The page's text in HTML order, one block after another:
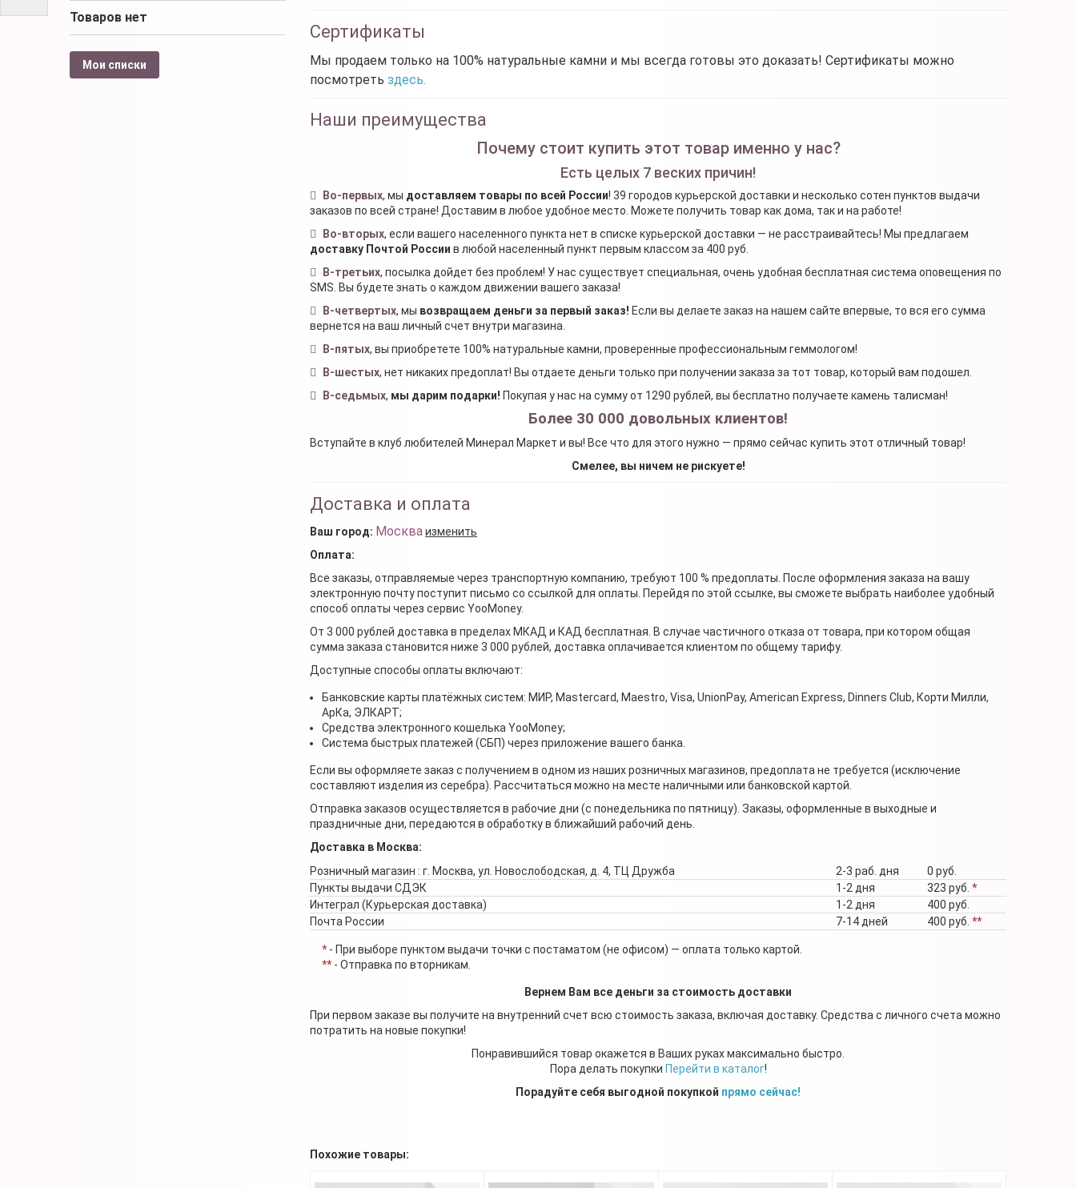
Товаров нет
Мои списки
Сертификаты
Мы продаем только на 100% натуральные камни и мы всегда готовы это доказать! Сертификаты можно
посмотреть здесь.
Наши преимущества
Почему стоит купить этот товар именно у нас?
Есть целых 7 веских причин!
Во-первых, мы доставляем товары по всей России! 39 городов курьерской доставки и несколько сотен пунктов выдачи
заказов по всей стране! Доставим в любое удобное место. Можете получить товар как дома, так и на работе!
Во-вторых, если вашего населенного пункта нет в списке курьерской доставки — не расстраивайтесь! Мы предлагаем
доставку Почтой России в любой населенный пункт первым классом за 400 руб.
В-третьих, посылка дойдет без проблем! У нас существует специальная, очень удобная бесплатная система оповещения по
SMS. Вы будете знать о каждом движении вашего заказа!
В-четвертых, мы возвращаем деньги за первый заказ! Если вы делаете заказ на нашем сайте впервые, то вся его сумма
вернется на ваш личный счет внутри магазина.
В-пятых, вы приобретете 100% натуральные камни, проверенные профессиональным геммологом!
В-шестых, нет никаких предоплат! Вы отдаете деньги только при получении заказа за тот товар, который вам подошел.
В-седьмых, мы дарим подарки! Покупая у нас на сумму от 1290 рублей, вы бесплатно получаете камень талисман!
Более 30 000 довольных клиентов!
Вступайте в клуб любителей Минерал Маркет и вы! Все что для этого нужно — прямо сейчас купить этот отличный товар!
Смелее, вы ничем не рискуете!
Доставка и оплата
Ваш город: Москваизменить
Оплата:
Все заказы, отправляемые через транспортную компанию, требуют 100 % предоплаты. После оформления заказа на вашу
электронную почту поступит письмо со ссылкой для оплаты. Перейдя по этой ссылке, вы сможете выбрать наиболее удобный
способ оплаты через сервис YooMoney.
От 3 000 рублей доставка в пределах МКАД и КАД бесплатная. В случае частичного отказа от товара, при котором общая
сумма заказа становится ниже 3 000 рублей, доставка оплачивается клиентом по общему тарифу.
Доступные способы оплаты включают:
Банковские карты платёжных систем: МИР, Mastercard, Maestro, Visa, UnionPay, American Express, Dinners Club, Корти Милли,
АрКа, ЭЛКАРТ;
Средства электронного кошелька YooMoney;
Система быстрых платежей (СБП) через приложение вашего банка.
Если вы оформляете заказ с получением в одном из наших розничных магазинов, предоплата не требуется (исключение
составляют изделия из серебра). Рассчитаться можно на месте наличными или банковской картой.
Отправка заказов осуществляется в рабочие дни (с понедельника по пятницу). Заказы, оформленные в выходные и
праздничные дни, передаются в обработку в ближайший рабочий день.
Доставка в Москва:
Розничный магазин : г. Москва, ул. Новослободская, д. 4, ТЦ Дружба
2-3 раб. дня
0 руб.
Пункты выдачи СДЭК
1-2 дня 323 руб. *
Интеграл (Курьерская доставка)
1-2 дня
400 руб.
Почта России
7-14 дней 400 руб. **
*- При выборе пунктом выдачи точки с постаматом (не офисом) — оплата только картой.
**- Отправка по вторникам.
Вернем Вам все деньги за стоимость доставки
При первом заказе вы получите на внутренний счет всю стоимость заказа, включая доставку. Средства с личного счета можно
потратить на новые покупки!
Понравившийся товар окажется в Ваших руках максимально быстро.
Пора делать покупки Перейти в каталог!
Порадуйте себя выгодной покупкой прямо сейчас!
Похожие товары: